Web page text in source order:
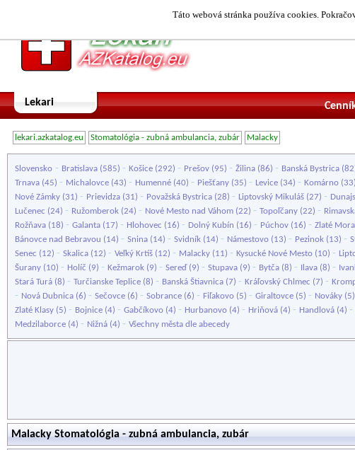
Táto webová stránka používa cookies.
Lekari
lekari.azkatalog.eu Stomatológia - zubná ambulancia, zubár Malacky
Slovensko - Bratislava (585) - Košice (292) - Prešov (95) - Žilina (86) - Banská Bystrica
Trnava (45) - Michalovce (43) - Humenné (40) - Piešťany (35) - Levice (34) - Komárno (33)
Nové Zámky (31) - Prievidza (31) - Považská Bystrica (28) - Liptovský Mikuláš (27) -
Lučenec (24) - Ružomberok (24) - Nové Mesto nad Váhom (22) - Topoľčany (22) -
Rožňava (18) - Galanta (17) - Hlohovec (16) - Dolný Kubín (16) - Púchov (16) - Zlaté
Bánovce nad Bebravou (14) - Snina (14) - Svidník (14) - Námestovo (13) - Pezinok (13) -
Senec (12) - Skalica (12) - Veľký Krtíš (12) - Malacky (11) - Kysucké Nové Mesto (10) -
Šurany (10) - Holíč (9) - Kežmarok (9) - Sereď(9) - Stupava (9) - Bytča (8) - Ilava (8) -
Stará Turá (8) - Turčianske Teplice (8) - Banská Štiavnica (7) - Kráľovský Chlmec (7) -
- Nová Dubnica (6) - Sečovce (6) - Sobrance (6) - Fiľakovo (5) - Giraltovce (5) - Nováky (5)
Zlaté Klasy (5) - Bojnice (4) - Gabčíkovo (4) - Hurbanovo (4) - Hriňová (4) - Handlová (4) -
Medzilaborce (4) - Nižná (4) - Všechny města dle abecedy
Malacky Stomatológia - zubná ambulancia, zubár